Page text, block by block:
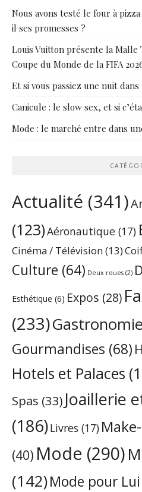
Nous avons testé le four à
il ses promesses ?
Louis Vuitton présente la
Coupe du Monde de la FIFA
Et si vous passiez une nuit dans
Canicule : le slow sex, et si
Mode : le marché entre dans
Actualité (341)
(123)Aéronautique (17)
Cinéma / Télévision(13)
Culture (64) Deux roues (2)
Esthétique (6) Expos (28)
(233)Gastronomie
Gourmandises (68)
Hotels et Palaces
Spas (33) Joaillerie
(186)Livres (17)
(40) Mode (290)
(142)Mode pour Lui